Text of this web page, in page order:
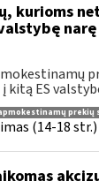
kurioms
ES
prekių
(14-18 str.)